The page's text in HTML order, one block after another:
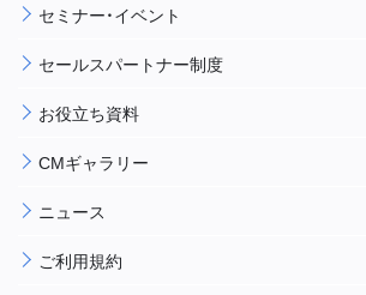
セミナー・イベント
セールスパートナー制度
お役立ち資料
CMギャラリー
ニュース
ご利用規約